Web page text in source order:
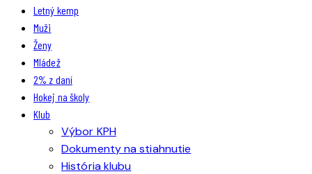
Letný kemp
Muži
Ženy
Mládež
2% z daní
Hokej na školy
Klub
Výbor KPH
Dokumenty na stiahnutie
História klubu